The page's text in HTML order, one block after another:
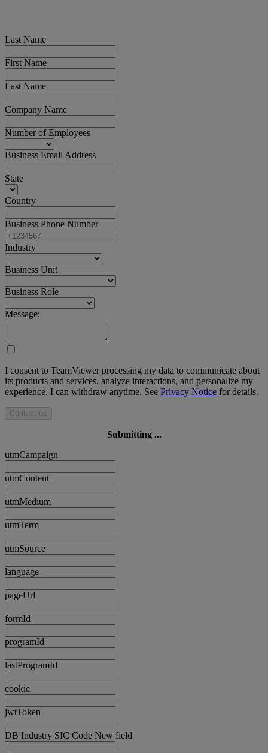
Last Name
First Name
Last Name
Company Name
Number of Employees
Business Email Address
State
Country
Business Phone Number
Industry
Business Unit
Business Role
Message:
I consent to TeamViewer processing my data to communicate about
its products and services, analyze interactions, and personalize my
experience. I can withdraw anytime. See Privacy Notice for details.
Contact us
Submitting ...
utmCampaign
utmContent
utmMedium
utmTerm
utmSource
language
pageUrl
formId
programId
lastProgramId
cookie
jwtToken
DB Industry SIC Code New field